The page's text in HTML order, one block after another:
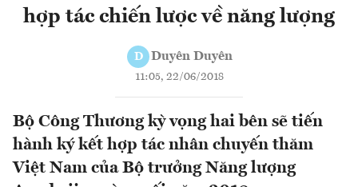
hợp tác chiến lược về năng lượng
D Duyên Duyên
11:05, 22/06/2018
Bộ Công Thương kỳ vọng hai bên sẽ tiến
hành ký kết hợp tác nhân chuyến thăm
Việt Nam của Bộ trưởng Năng lượng